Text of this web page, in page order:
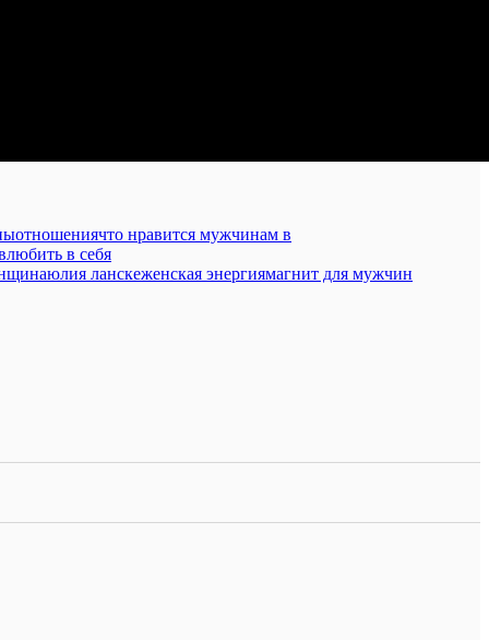
отношениячто нравится мужчинам в
в себя
юлия ланскеженская энергиямагнит для мужчин